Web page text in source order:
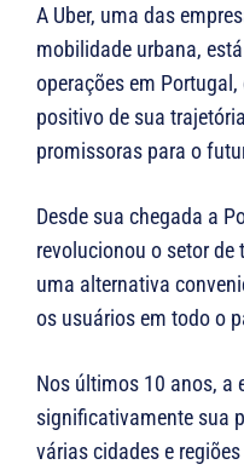
A Uber, uma das
mobilidade urbana,
operações em
positivo de sua
promissoras para o
Desde sua chegada a
revolucionou o setor
uma alternativa
os usuários em todo o
Nos últimos 10 anos, a
significativamente sua
várias cidades e